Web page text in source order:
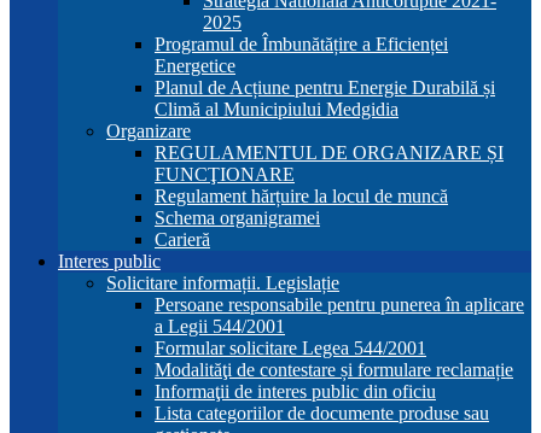
2025
Programul de Îmbunătățire a Eficienței
Energetice
Planul de Acțiune pentru Energie Durabilă și
Climă al Municipiului Medgidia
Organizare
REGULAMENTUL DE ORGANIZARE ȘI
FUNCŢIONARE
Regulament hărțuire la locul de muncă
Schema organigramei
Carieră
Interes public
Solicitare informații. Legislație
Persoane responsabile pentru punerea în aplicare
a Legii 544/2001
Formular solicitare Legea 544/2001
Modalităţi de contestare și formulare reclamație
Informaţii de interes public din oficiu
Lista categoriilor de documente produse sau